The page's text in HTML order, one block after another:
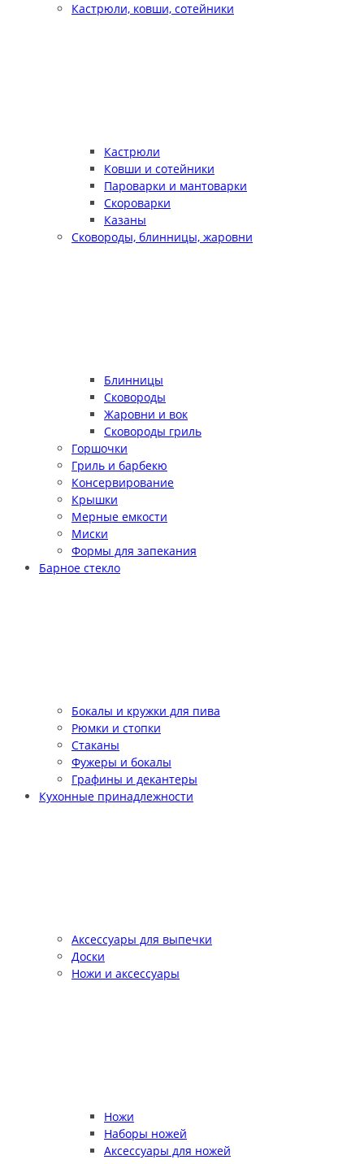
Кастрюли, ковши, сотейники
Кастрюли
Ковши и сотейники
Пароварки и мантоварки
Скороварки
Казаны
Сковороды, блинницы, жаровни
Блинницы
Сковороды
Жаровни и вок
Сковороды гриль
Горшочки
Гриль и барбекю
Консервирование
Крышки
Мерные емкости
Миски
Формы для запекания
Барное стекло
Бокалы и кружки для пива
Рюмки и стопки
Стаканы
Фужеры и бокалы
Графины и декантеры
Кухонные принадлежности
Аксессуары для выпечки
Доски
Ножи и аксессуары
Ножи
Наборы ножей
Аксессуары для ножей